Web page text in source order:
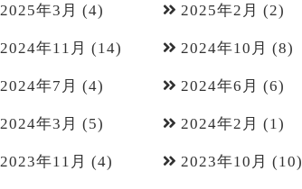
2025年3月 (4) 2025年2月 (2)
2024年11月 (14) 2024年10月 (8)
2024年7月 (4) 2024年6月 (6)
2024年3月 (5) 2024年2月 (1)
2023年11月 (4) 2023年10月 (10)